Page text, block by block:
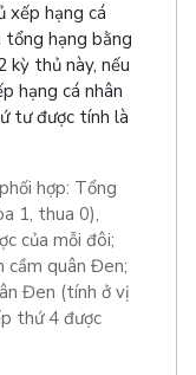
xếp hạng cá
tổng hạng bằng
kỳ thủ này, nếu
hạng cá nhân
tư được tính là
hợp: Tổng
1, thua 0),
của mỗi đôi;
cầm quân Đen;
Đen (tính ở vị
thứ 4 được